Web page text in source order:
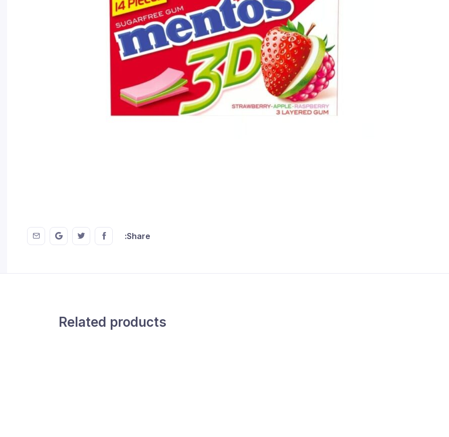
Share:
Share this on FaceBook
Share this on Twitter
on GMail
Related products